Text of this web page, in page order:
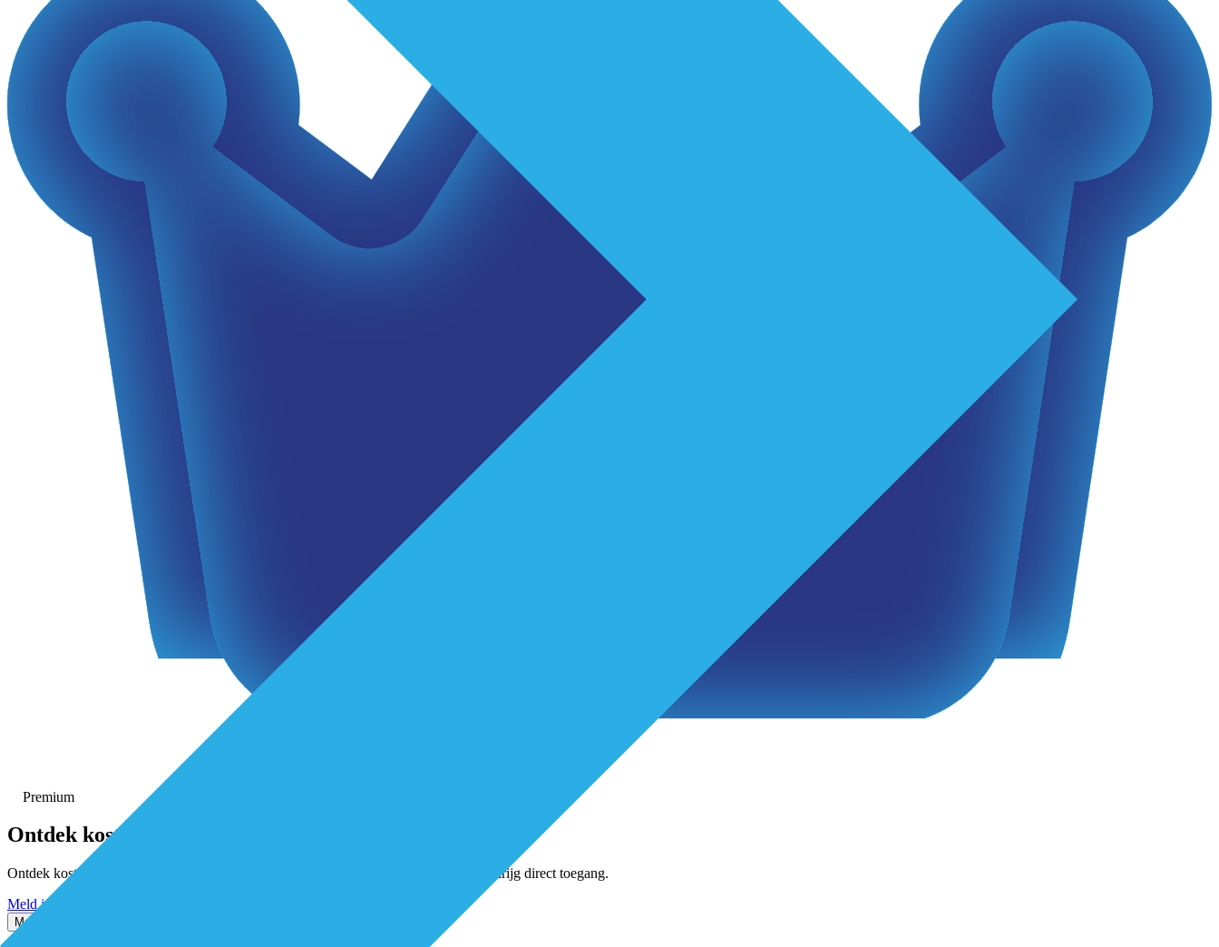
Premium
Ontdekkosteloos
Ontdek kosteloos alle premium artikelen. Activeer gratis je De Eerstelijns-account en krijg direct toegang.
Meld je kosteloos aan
Meer weten? Stel je vraag via de chat